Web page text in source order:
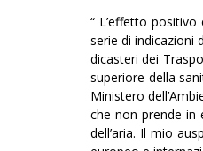
“ L’effetto
serie di indicazioni
dicasteri dei
superiore della
Ministero
che non prende in
dell’aria. Il mio